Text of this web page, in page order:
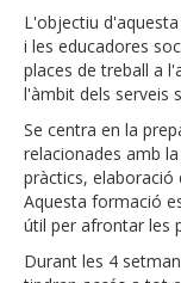
L'objectiu
i les educadores
places de treball a
l'àmbit dels serveis
Se centra en la
relacionades amb
pràctics,
Aquesta formació
útil per afrontar les
Durant les 4